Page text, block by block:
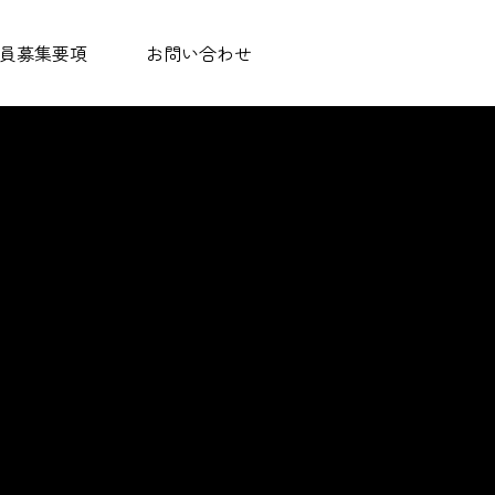
募集要項 お問い合わせ